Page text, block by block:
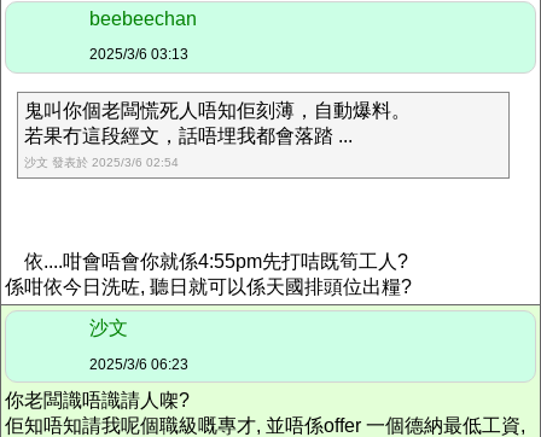
beebeechan
2025/3/6 03:13
鬼叫你個老闆慌死人唔知佢刻薄，自動爆料。
若果冇這段經文，話唔埋我都會落踏 ...
沙文 發表於 2025/3/6 02:54
依....咁會唔會你就係4:55pm先打咭既筍工人?
係咁依今日洗咗, 聽日就可以係天國排頭位出糧?
沙文
2025/3/6 06:23
你老闆識唔識請人 㗎?
佢知唔知請我呢個職級嘅專才, 並唔係offer 一個德納最低工資,